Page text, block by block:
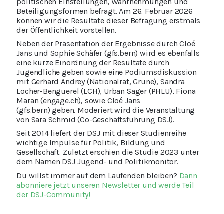
Beteiligungsformen befragt. Am 26. Februar 2026
können wir die Resultate dieser Befragung erstmals
der Öffentlichkeit vorstellen.
Neben der Präsentation der Ergebnisse durchCloé
Jans und Sophie Schäfer (gfs.bern) wird es ebenfalls
eine kurze Einordnung der Resultate durch
Jugendliche geben sowie eine Podiumsdiskussion
mit Gerhard Andrey (Nationalrat, Grüne), Sandra
Locher-Benguerel (LCH), Urban Sager (PHLU), Fiona
Maran (engage.ch), sowie Cloé Jans
(gfs.bern) geben. Moderiert wird die Veranstaltung
von Sara Schmid (Co-Geschäftsführung DSJ).
Seit 2014 liefert der DSJ mit dieser Studienreihe
wichtige Impulse für Politik, Bildung und
Gesellschaft. Zuletzt erschien die Studie 2023 unter
dem Namen DSJ Jugend- und Politikmonitor.
Du willst immer auf dem Laufenden bleiben? Dann
abonniere jetzt unseren Newsletter und werde Teil
der DSJ-Community!